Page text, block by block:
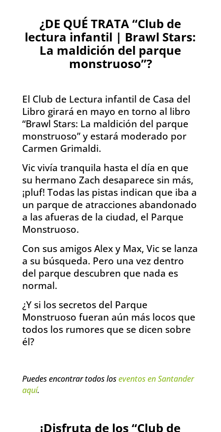
¿DE QUÉ TRATA “Club de
lectura infantil | Brawl Stars:
La maldición del parque
monstruoso”?
El Club de Lectura infantil de Casa del
Libro girará en mayo en torno al libro
“Brawl Stars: La maldición del parque
monstruoso” y estará moderado por
Carmen Grimaldi.
Vic vivía tranquila hasta el día en que
su hermano Zach desaparece sin más,
¡pluf! Todas las pistas indican que iba a
un parque de atracciones abandonado
a las afueras de la ciudad, el Parque
Monstruoso.
Con sus amigos Alex y Max, Vic se lanza
a su búsqueda. Pero una vez dentro
del parque descubren que nada es
normal.
¿Y si los secretos del Parque
Monstruoso fueran aún más locos que
todos los rumores que se dicen sobre
él?
Puedes encontrar todos loseventos en Santander
aquí.
¡Disfruta de los “Club de